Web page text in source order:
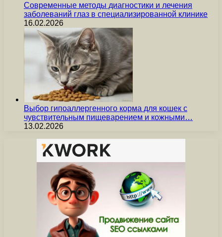
Современные методы диагностики и лечения
заболеваний глаз в специализированной клинике
16.02.2026
Выбор гипоаллергенного корма для кошек с
чувствительным пищеварением и кожными…
13.02.2026